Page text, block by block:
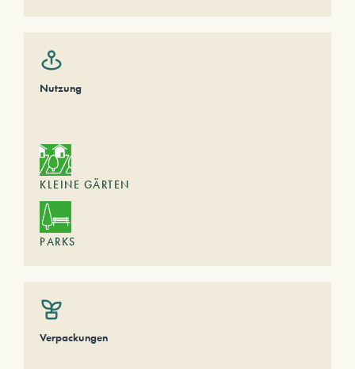
Nutzung
KLEINE GÄRTEN
PARKS
Verpackungen